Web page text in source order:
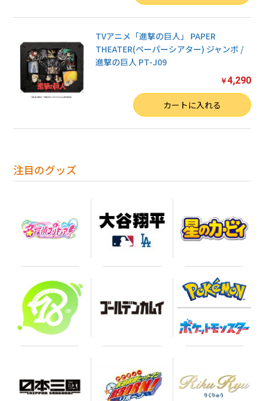
注目のグッズ
TVアニメ「進撃の巨人」 PAPER
THEATER(ペーパーシアター) ジャンボ /
進撃の巨人 PT-J09
￥4,290
カートに入れる
お買い物を続ける
カートへ進む